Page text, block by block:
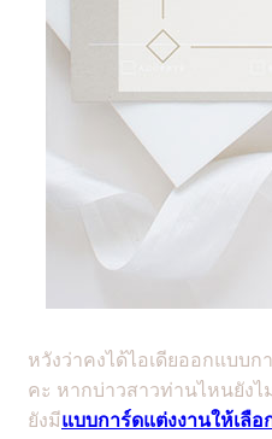
หวังว่าคงได้ไอเดียออกแบบ
คะ หากบ่าวสาวท่านไหนยังไ
ยังมีแบบการ์ดแต่งงานให้เลือ